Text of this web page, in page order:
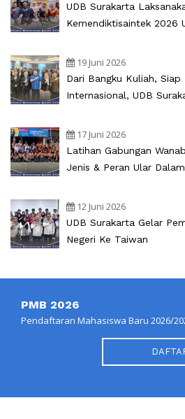
UDB Surakarta
Kemendiktisaintek 2026
19 Juni 2026
Dari Bangku Kuliah,
Internasional, UDB
17 Juni 2026
Latihan Gabungan
Jenis & Peran Ular
12 Juni 2026
UDB Surakarta Gelar
Negeri Ke Taiwan
PMB 2026
Pendaftaran Mahasiswa Baru 2026/